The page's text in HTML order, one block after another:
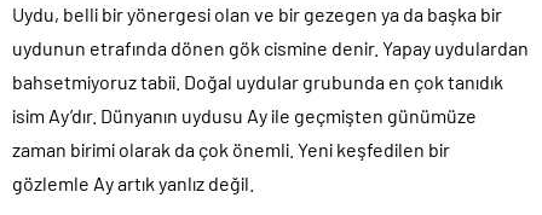
Uydu, belli bir yönergesi olan ve bir gezegen ya da başka bir
uydunun etrafında dönen gök cismine denir. Yapay uydulardan
bahsetmiyoruz tabii. Doğal uydular grubunda en çok tanıdık
isim Ay’dır. Dünyanın uydusu Ay ile geçmişten günümüze
zaman birimi olarak da çok önemli. Yeni keşfedilen bir
gözlemle Ay artık yanlız değil.